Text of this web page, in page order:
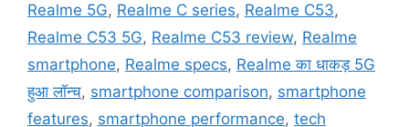
Realme 5G, Realme C series, Realme C53,
Realme C53 5G, Realme C53 review, Realme
smartphone, Realme specs, Realme का धाकड़ 5G
हुआ लॉन्च, smartphone comparison, smartphone
features, smartphone performance, tech